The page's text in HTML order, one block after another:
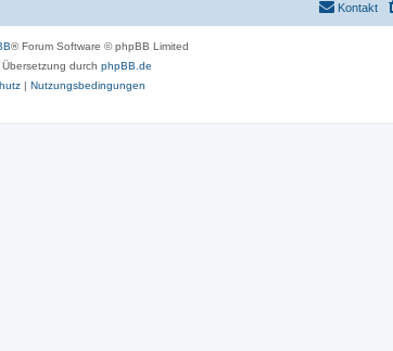
Kontakt
® Forum Software © phpBB Limited
durch phpBB.de
| Nutzungsbedingungen